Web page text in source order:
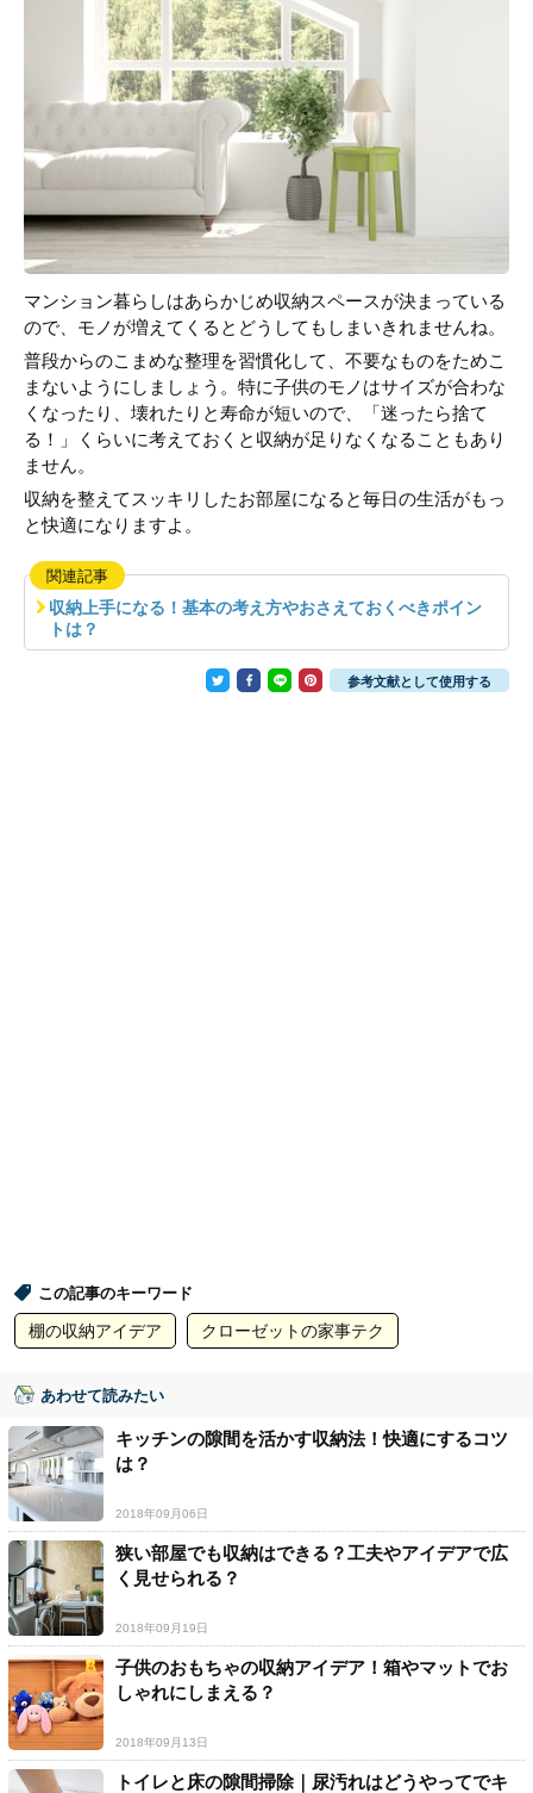
マンション暮らしはあらかじめ収納スペースが決まっている
ので、モノが増えてくるとどうしてもしまいきれませんね。
普段からのこまめな整理を習慣化して、不要なものをためこ
まないようにしましょう。特に子供のモノはサイズが合わな
くなったり、壊れたりと寿命が短いので、「迷ったら捨て
る！」くらいに考えておくと収納が足りなくなることもあり
ません。
収納を整えてスッキリしたお部屋になると毎日の生活がもっ
と快適になりますよ。
関連記事
収納上手になる！基本の考え方やおさえておくべきポイン
トは？
参考文献として使用する
この記事のキーワード
棚の収納アイデア クローゼットの家事テク
あわせて読みたい
キッチンの隙間を活かす収納法！快適にするコツ
は？
2018年09月06日
狭い部屋でも収納はできる？工夫やアイデアで広
く見せられる？
2018年09月19日
子供のおもちゃの収納アイデア！箱やマットでお
しゃれにしまえる？
2018年09月13日
トイレと床の隙間掃除｜尿汚れはどうやってでキ